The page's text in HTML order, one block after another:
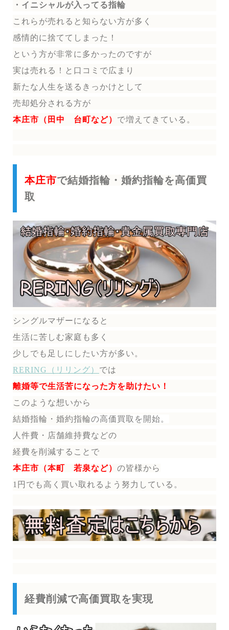
・イニシャルが入ってる指輪
これらが売れると知らない方が多く
感情的に捨ててしまった！
という方が非常に多かったのですが
実は売れる！と口コミで広まり
新たな人生を送る きっかけとして
売却処分される方が
本庄市（田中 台町など） で増えてきている。
本庄市で結婚指輪・婚約指輪を高価買
取
シングルマザーになると
生活に苦しむ家庭も多く
少しでも足しにしたい方が多い。
RERING（リリング） では
離婚等で生活苦になった方を助けたい！
このような想いから
結婚指輪・婚約指輪の高価買取を開始。
人件費・店舗維持費などの
経費を削減することで
本庄市（本町 若泉など） の皆様から
1円でも高く買い取れるよう努力している。
経費削減で高価買取を実現